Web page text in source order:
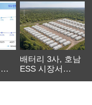
배터리 3사, 호남
ESS 시장서